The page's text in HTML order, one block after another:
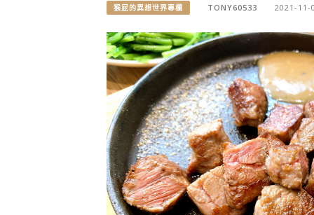
猴屁的異想世界專欄 TONY60533 2021-11-